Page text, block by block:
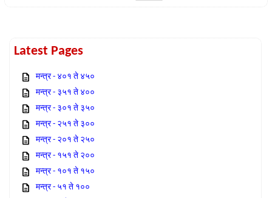
Latest Pages
मन्त्र - ४०१ ते ४५०
मन्त्र - ३५१ ते ४००
मन्त्र - ३०१ ते ३५०
मन्त्र - २५१ ते ३००
मन्त्र - २०१ ते २५०
मन्त्र - १५१ ते २००
मन्त्र - १०१ ते १५०
मन्त्र - ५१ ते १००